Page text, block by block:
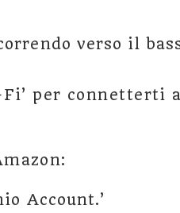
verso il
Fi’ per connetterti
Account.’